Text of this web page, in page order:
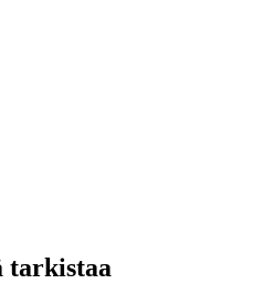
tarkistaa